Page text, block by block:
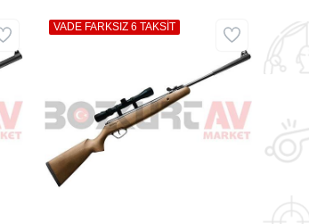
VADE FARKSIZ 6 TAKSİT